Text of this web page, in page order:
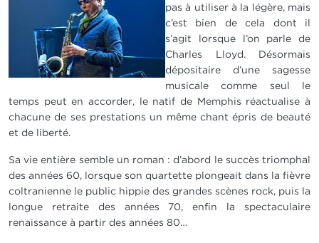
pas à utiliser à la légère, mais
c’est bien de cela dont il
s’agit lorsque l’on parle de
Charles Lloyd. Désormais
dépositaire d’une sagesse
musicale comme seul le
temps peut en accorder, le natif de Memphis réactualise à
chacune de ses prestations un même chant épris de beauté
et de liberté.
Sa vie entière semble un roman : d’abord le succès triomphal
des années 60, lorsque son quartette plongeait dans la fièvre
coltranienne le public hippie des grandes scènes rock, puis la
longue retraite des années 70, enfin la spectaculaire
renaissance à partir des années 80…